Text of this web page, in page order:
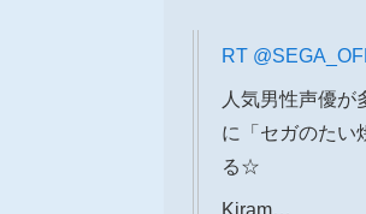
RT
人気男性声優
に「セガのたい
る☆
Kiram…